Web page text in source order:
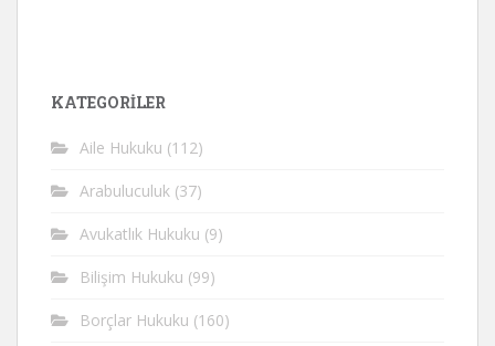
KATEGORİLER
Aile Hukuku (112)
Arabuluculuk (37)
Avukatlık Hukuku (9)
Bilişim Hukuku (99)
Borçlar Hukuku (160)